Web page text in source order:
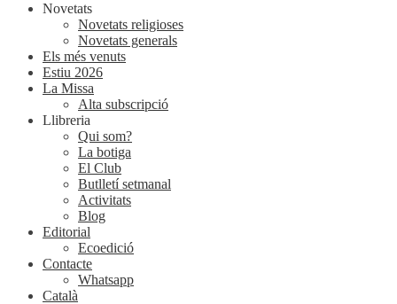
Novetats
Novetats religioses
Novetats generals
Els més venuts
Estiu 2026
La Missa
Alta subscripció
Llibreria
Qui som?
La botiga
El Club
Butlletí setmanal
Activitats
Blog
Editorial
Ecoedició
Contacte
Whatsapp
Català